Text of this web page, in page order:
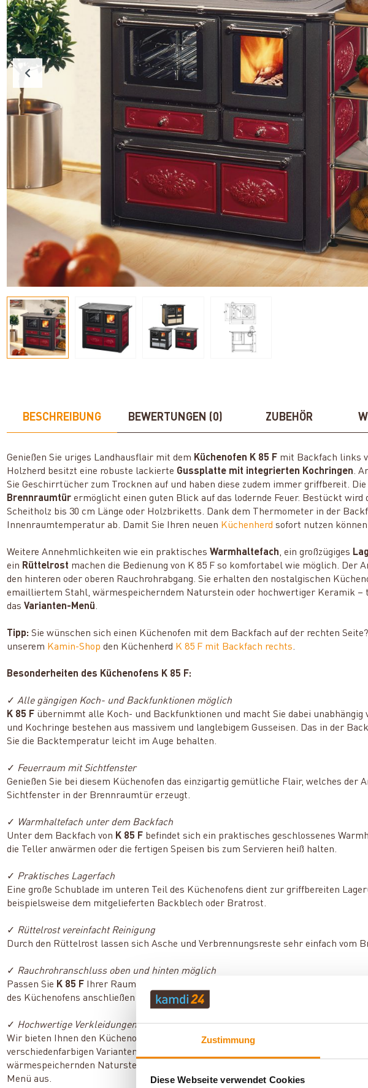
Zustimmung
Diese Webseite verwendet Cookies
BESCHREIBUNG BEWERTUNGEN (0) ZUBEHÖR
Genießen Sie uriges Landhausflair mit dem Küchenofen K 85 F mit Backfach links
Holzherd besitzt eine robuste lackierte Gussplatte mit integrierten Kochringen.
Sie Geschirrtücher zum Trocknen auf und haben diese zudem immer griffbereit.
Brennraumtür ermöglicht einen guten Blick auf das lodernde Feuer. Bestückt
Scheitholz bis 30 cm Länge oder Holzbriketts. Dank dem Thermometer in der
Innenraumtemperatur ab. Damit Sie Ihren neuen Küchenherd sofort nutzen können
Weitere Annehmlichkeiten wie ein praktischesWarmhaltefach, ein großzügiges
ein Rüttelrost machen die Bedienung von K 85 F so komfortabel wie möglich. Der
den hinteren oder oberen Rauchrohrabgang. Sie erhalten den nostalgischen
emailliertem Stahl, wärmespeicherndem Naturstein oder hochwertiger Keramik –
dasVarianten-Menü.
Tipp: Sie wünschen sich einen Küchenofen mit dem Backfach auf der rechten
unserem Kamin-Shop den Küchenherd K 85 F mit Backfach rechts.
Besonderheiten des Küchenofens K 85 F:
✓Alle gängigen Koch- und Backfunktionen möglich
K 85 F übernimmt alle Koch- und Backfunktionen und macht Sie dabei unabhängig
und Kochringe bestehen aus massivem und langlebigem Gusseisen. Das in der
Sie die Backtemperatur leicht im Auge behalten.
✓ Feuerraum mit Sichtfenster
Genießen Sie bei diesem Küchenofen das einzigartig gemütliche Flair, welches der
Sichtfenster in der Brennraumtür erzeugt.
✓
Warmhaltefach unter dem Backfach
Unter dem Backfach von K 85 F befindet sich ein praktisches geschlossenes
die Teller anwärmen oder die fertigen Speisen bis zum Servieren heiß halten.
✓ Praktisches Lagerfach
Eine große Schublade im unteren Teil des Küchenofens dient zur griffbereiten
beispielsweise dem mitgelieferten Backblech oder Bratrost.
✓ Rüttelrost vereinfacht Reinigung
Durch den Rüttelrost lassen sich Asche und Verbrennungsreste sehr einfach vom
✓ Rauchrohranschluss oben und hinten möglich
Passen Sie K 85 F Ihrer Raumgestaltung an und wählen Sie dazu flexibel, ob Sie
des Küchenofens anschließen möchten.
✓ Hochwertige Verkleidungen
Wir bieten Ihnen den Küchenofen mit verschiedenen Verkleidungsmöglichkeiten:
verschiedenfarbigen Varianten aus emailliertem Stahl voll auf Ihre Kosten. Sie
wärmespeichernden Naturstein- oder Keramikverkleidung. Wählen Sie Ihren
Menü aus.